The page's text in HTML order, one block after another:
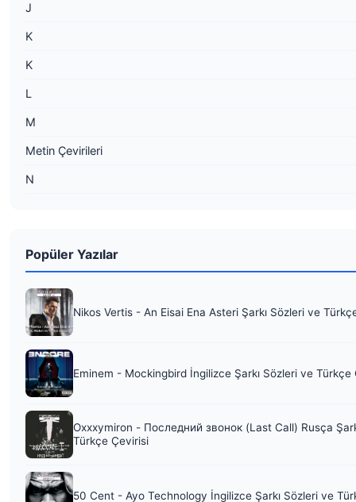
J
K
K
L
M
Metin Çevirileri
N
Popüler Yazılar
Nikos Vertis - An Eisai Ena Asteri Şarkı Sözleri ve
Eminem - Mockingbird İngilizce Şarkı Sözleri ve Türkçe
Oxxxymiron - Последний звонок (Last Call) Rusça
Türkçe Çevirisi
50 Cent - Ayo Technology İngilizce Şarkı Sözleri ve